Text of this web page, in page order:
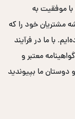
موفقیت به
مشتریان خود را که
با ما در فرآیند
معتبر و
دوستان ما بپیوندید